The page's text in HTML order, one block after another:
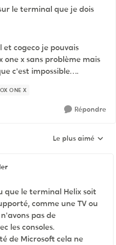
le terminal que je dois
cogeco je pouvais
x sans problème mais
c'est impossible….
ONE X
Répondre
Réponses triées
Le plus aimé
que le terminal Helix soit
comme une TV ou
pas de
les consoles.
de Microsoft cela ne